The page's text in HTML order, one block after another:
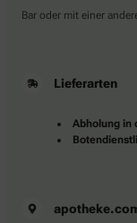
Bar oder mit einer
Lieferarten
Abholung in